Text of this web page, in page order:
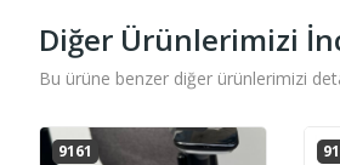
Diğer Ürünlerimizi
Bu ürüne benzer diğer ürünlerimizi
9161